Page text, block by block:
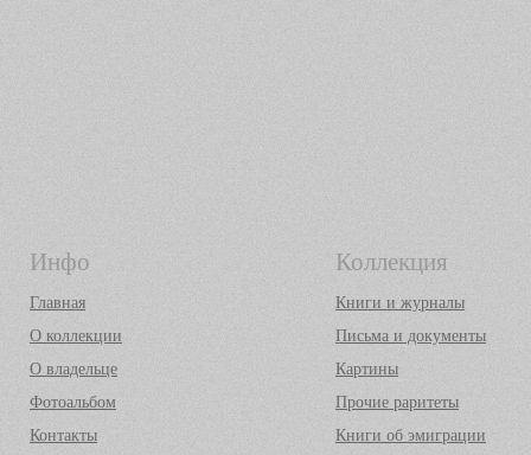
Инфо
Главная
О коллекции
О владельце
Фотоальбом
Контакты
Коллекция
Книги и журналы
Письма и документы
Картины
Прочие раритеты
Книги об эмиграции